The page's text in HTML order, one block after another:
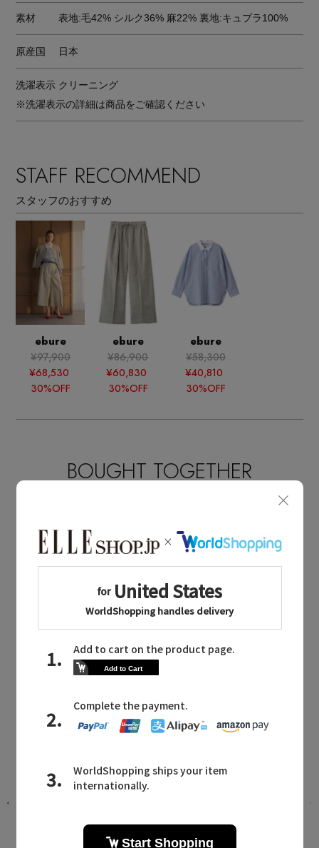
素材 表地:毛42% シルク36% 麻22% 裏地:キュプラ100%
原産国 日本
洗濯表示 クリーニング
※洗濯表示の詳細は商品をご確認ください
STAFF RECOMMEND
スタッフのおすすめ
ebure
¥97,900
¥68,530
30%OFF
ebure
¥86,900
¥60,830
30%OFF
ebure
¥58,300
¥40,810
30%OFF
BOUGHT TOGETHER
ebure
同じカテゴリのアイテム
パンツ
ebure NEWS
エブールに関連するニュース
新作入荷！ シルクの艶と軽やかさを纏